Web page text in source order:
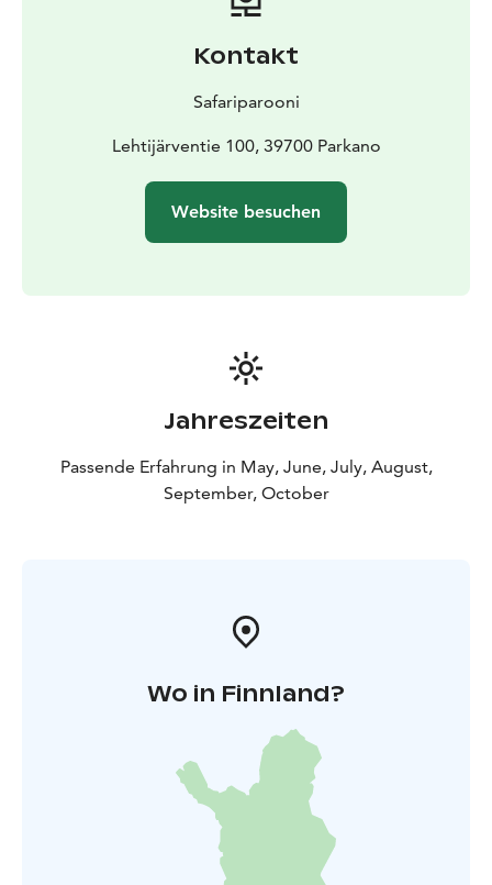
Kontakt
Safariparooni
Lehtijärventie 100, 39700 Parkano
Website besuchen
Jahreszeiten
Passende Erfahrung in May, June, July, August,
September, October
Wo in Finnland?